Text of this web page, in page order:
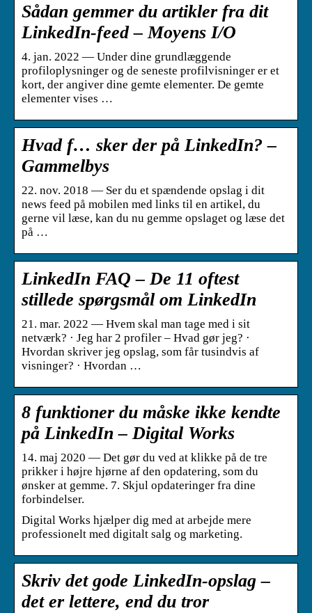
Sådan gemmer du artikler fra dit
LinkedIn-feed – Moyens I/O
4. jan. 2022 — Under dine grundlæggende
profiloplysninger og de seneste profilvisninger er et
kort, der angiver dine gemte elementer. De gemte
elementer vises …
Hvad f… sker der på LinkedIn? –
Gammelbys
22. nov. 2018 — Ser du et spændende opslag i dit
news feed på mobilen med links til en artikel, du
gerne vil læse, kan du nu gemme opslaget og læse det
på …
LinkedIn FAQ – De 11 oftest
stillede spørgsmål om LinkedIn
21. mar. 2022 — Hvem skal man tage med i sit
netværk? · Jeg har 2 profiler – Hvad gør jeg? ·
Hvordan skriver jeg opslag, som får tusindvis af
visninger? · Hvordan …
8 funktioner du måske ikke kendte
på LinkedIn – Digital Works
14. maj 2020 — Det gør du ved at klikke på de tre
prikker i højre hjørne af den opdatering, som du
ønsker at gemme. 7. Skjul opdateringer fra dine
forbindelser.
Digital Works hjælper dig med at arbejde mere
professionelt med digitalt salg og marketing.
Skriv det gode LinkedIn-opslag –
det er lettere, end du tror